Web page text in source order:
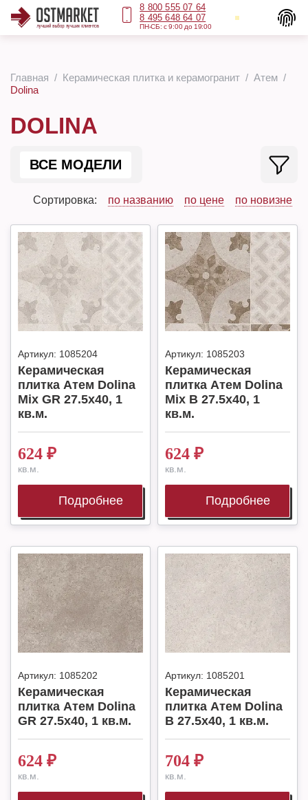
8 800 555 07 64
8 495 648 64 07
ПН-СБ: с 9:00 до 19:00
Главная Керамическая плитка и керамогранит
Атем
Dolina
DOLINA
ВСЕ МОДЕЛИ
Сортировка: по названию по цене по новизне
Артикул: 1085204
Керамическая
плитка Атем Dolina
Mix GR 27.5x40, 1
кв.м.
624 ₽
кв.м.
Подробнее
Артикул: 1085203
Керамическая
плитка Атем Dolina
Mix B 27.5x40, 1
кв.м.
624 ₽
кв.м.
Подробнее
Артикул: 1085202
Керамическая
плитка Атем Dolina
GR 27.5x40, 1 кв.м.
624 ₽
кв.м.
Артикул: 1085201
Керамическая
плитка Атем Dolina
B 27.5x40, 1 кв.м.
704 ₽
кв.м.